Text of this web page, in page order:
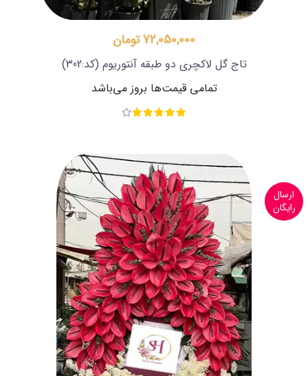
72,050,000 تومان
تاج گل لاکچری دو طبقه آنتوریوم (کد:302)
تمامی قیمت‌ها بروز می‌باشد
ارسال
رایگان